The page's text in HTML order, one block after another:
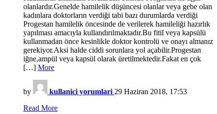
olanlardır.Genelde hamilelik düşüncesi olanlar veya gebe olan
kadınlara doktorların verdiği tabi bazı durumlarda verdiği
Progestan hamilelik öncesinde de verilerek hamileliği hazırlık
yapılması amacıyla kullandırılmaktadır.Bu fitil veya kapsülü
kullanmadan önce kesinlikle doktor kontrolü ve onayı almanız
gerekiyor.Aksi halde ciddi sorunlara yol açabilir.Progestan
iğne,ampül veya kapsül olarak üretilmektedir.Fakat en çok
[…] More
by kullanici yorumlari 29 Haziran 2018, 17:53
Read More